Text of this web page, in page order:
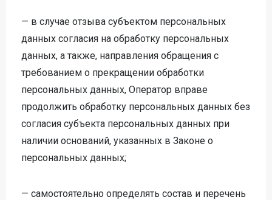
— в случае отзыва субъектом персональных
данных согласия на обработку персональных
данных, а также, направления обращения с
требованием о прекращении обработки
персональных данных, Оператор вправе
продолжить обработку персональных данных без
согласия субъекта персональных данных при
наличии оснований, указанных в Законе о
персональных данных;
— самостоятельно определять состав и перечень